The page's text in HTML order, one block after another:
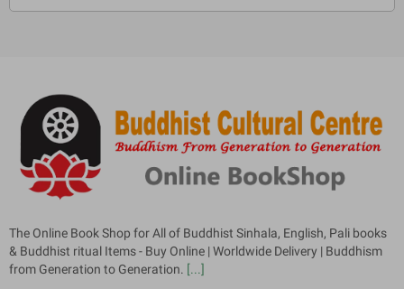
The Online Book Shop for All of Buddhist Sinhala, English, Pali books
& Buddhist ritual Items - Buy Online | Worldwide Delivery | Buddhism
from Generation to Generation. [...]